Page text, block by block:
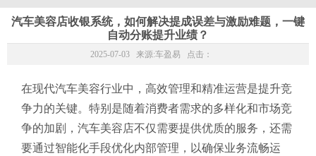
汽车美容店收银系统，如何解决提成误差与激励难题，一键
自动分账提升业绩？
2025-07-03 来源:车盈易 点击：
在现代汽车美容行业中，高效管理和精准运营是提升竞
争力的关键。特别是随着消费者需求的多样化和市场竞
争的加剧，汽车美容店不仅需要提供优质的服务，还需
要通过智能化手段优化内部管理，以确保业务流畅运